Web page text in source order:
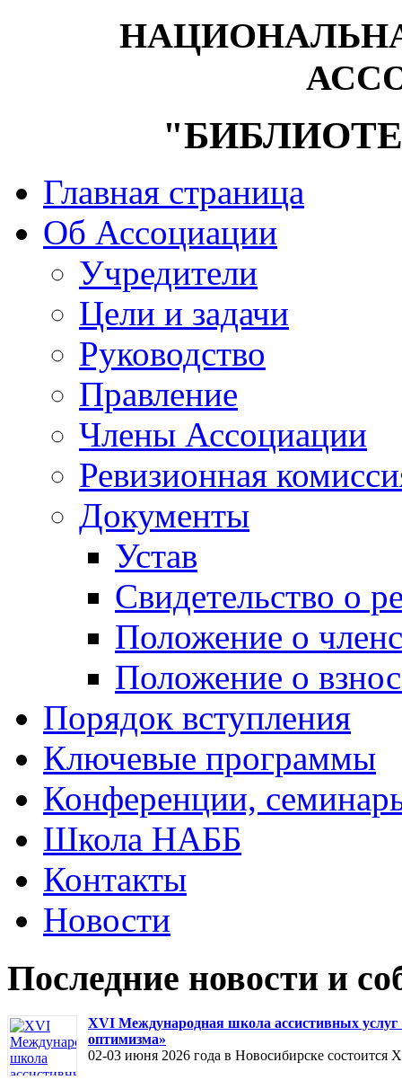
Главная страница
Об Ассоциации
Учредители
Цели и задачи
Руководство
Правление
Члены Ассоциации
Ревизионная
Документы
Устав
Свидетельство о
Положение о
Положение о
Порядок вступления
Ключевые программы
Конференции,
Школа НАББ
Контакты
Новости
Последние новости и
XVI Международная школа ассистивных услуг
оптимизма»
02-03 июня 2026 года в Новосибирске